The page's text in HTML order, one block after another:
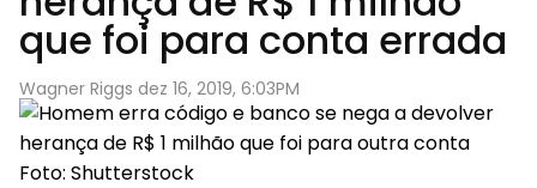
que foi para conta errada
Wagner Riggs dez 16, 2019, 6:03PM
Foto: Shutterstock